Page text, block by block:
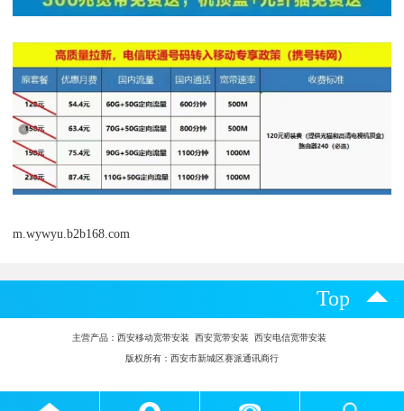
m.wywyu.b2b168.com
Top
主营产品： 西安移动宽带安装 西安宽带安装 西安电信宽带安装
版权所有：西安市新城区赛派通讯商行